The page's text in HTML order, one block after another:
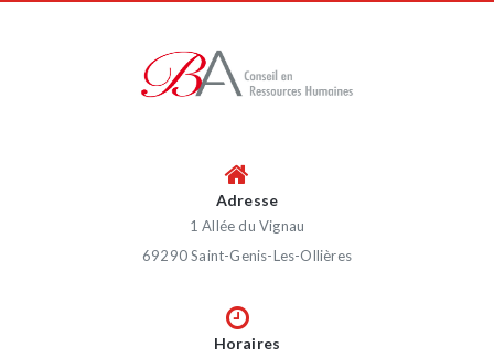
Adresse
1 Allée du Vignau
69290 Saint-Genis-Les-Ollières
Horaires